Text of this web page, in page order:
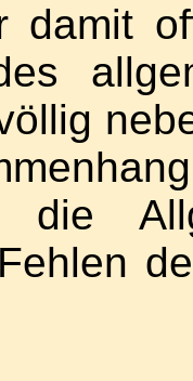
damit
die